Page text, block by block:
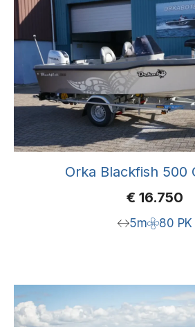
Orka Blackfish 500
€ 16.750
5m 80 PK